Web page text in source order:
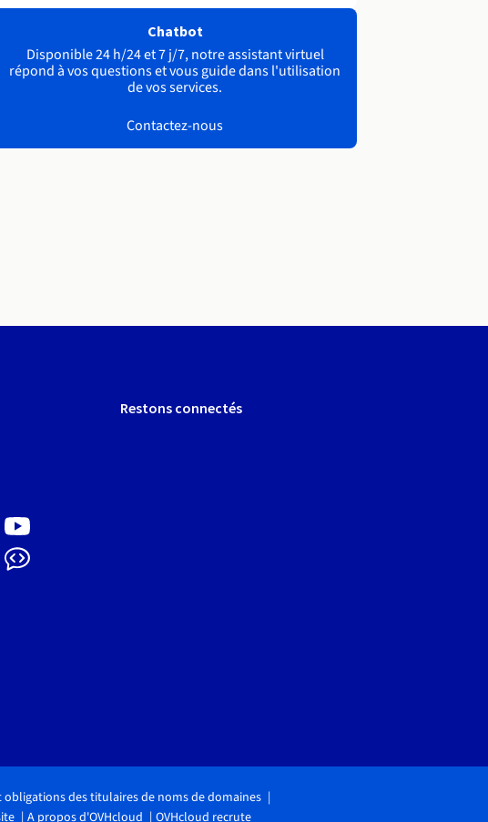
Chatbot
Disponible 24 h/24 et 7 j/7, notre assistant virtuel
répond à vos questions et vous guide dans l'utilisation
de vos services.
Contactez-nous
Restons connectés
obligations des titulaires de noms de domaines
A propos d'OVHcloud OVHcloud recrute